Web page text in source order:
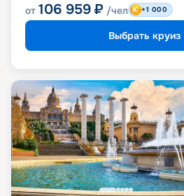
от 106 959 ₽ /чел +1 000
Выбрать круиз